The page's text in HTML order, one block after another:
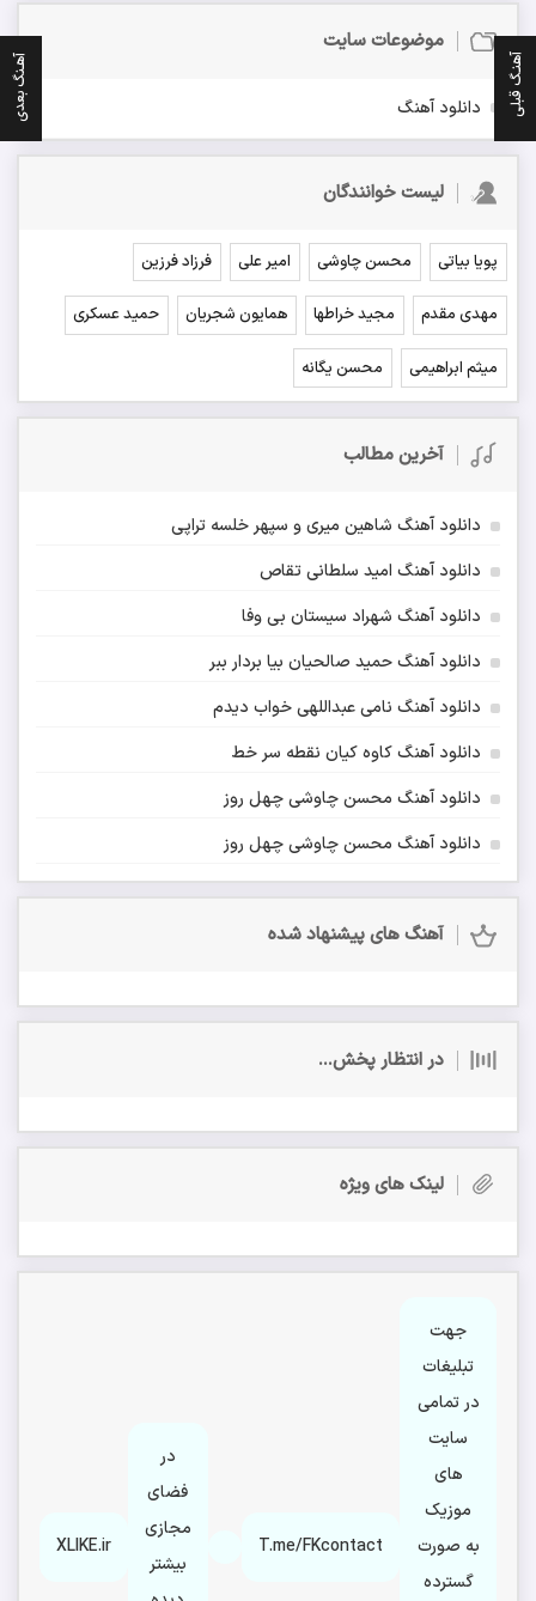
آهنـگ قبلی آهـنگ بعدی
موضوعات سایت
دانلود آهنگ
لیست خوانندگان
پویا بیاتی محسن چاوشی امیر علی فرزاد فرزین
مهدی مقدم مجید خراطها همایون شجریان حمید عسکری
میثم ابراهیمی محسن یگانه
آخرین مطالب
دانلود آهنگ شاهین میری و سپهر خلسه تراپی
دانلود آهنگ امید سلطانی تقاص
دانلود آهنگ شهراد سیستان بی وفا
دانلود آهنگ حمید صالحیان بیا بردار ببر
دانلود آهنگ نامی عبداللهی خواب دیدم
دانلود آهنگ کاوه کیان نقطه سر خط
دانلود آهنگ محسن چاوشی چهل روز
دانلود آهنگ محسن چاوشی چهل روز
آهنگ های پیشنهاد شده
در انتظار پخش...
لینک های ویژه
جهت
تبلیغات
در تمامی
سایت
های
موزیک
به صورت
گسترده
T.me/FKcontact
در
فضای
مجازی
بیشتر
XLIKE.ir